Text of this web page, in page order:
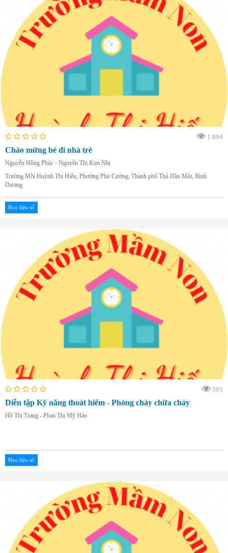
1.894
Chào mừng bé đi nhà trẻ
Nguyễn Hồng Phúc - Nguyễn Thị Kim Nhị
Trường MN Huỳnh Thị Hiếu, Phường Phú Cường, Thành phố Thủ Dầu Một, Bình
Dương
Học liệu số
593
Diễn tập Kỹ năng thoát hiểm - Phòng cháy chữa cháy
Hồ Thị Trang - Phan Thị Mỹ Hảo
Học liệu số